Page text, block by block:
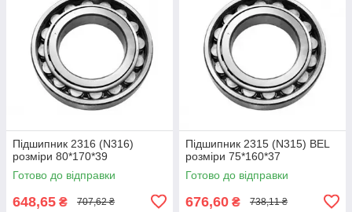
Підшипник 2316 (N316)
розміри 80*170*39
Готово до відправки
648,65 ₴ 707,62 ₴
Підшипник 2315 (N315) BEL
розміри 75*160*37
Готово до відправки
676,60 ₴ 738,11 ₴